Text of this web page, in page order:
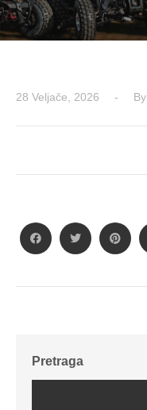
28 Veljače, 2026
Pretraga